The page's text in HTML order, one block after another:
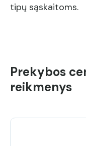
tipų sąskaitoms.
Prekybos
reikmenys